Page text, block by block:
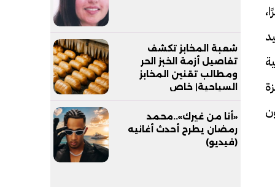
شعبة المخابز تكشف
تفاصيل أزمة الخبز الحر
ومطالب تقنين المخابز
السياحية| خاص
«أنا من غيرك»..محمد
رمضان يطرح أحدث أغانيه
(فيديو)